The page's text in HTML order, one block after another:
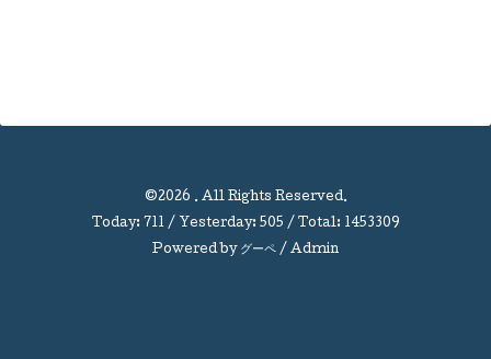
©2026 . All Rights Reserved.
Today: 711/ Yesterday: 505 / Total: 1453309
Powered by グーペ / Admin